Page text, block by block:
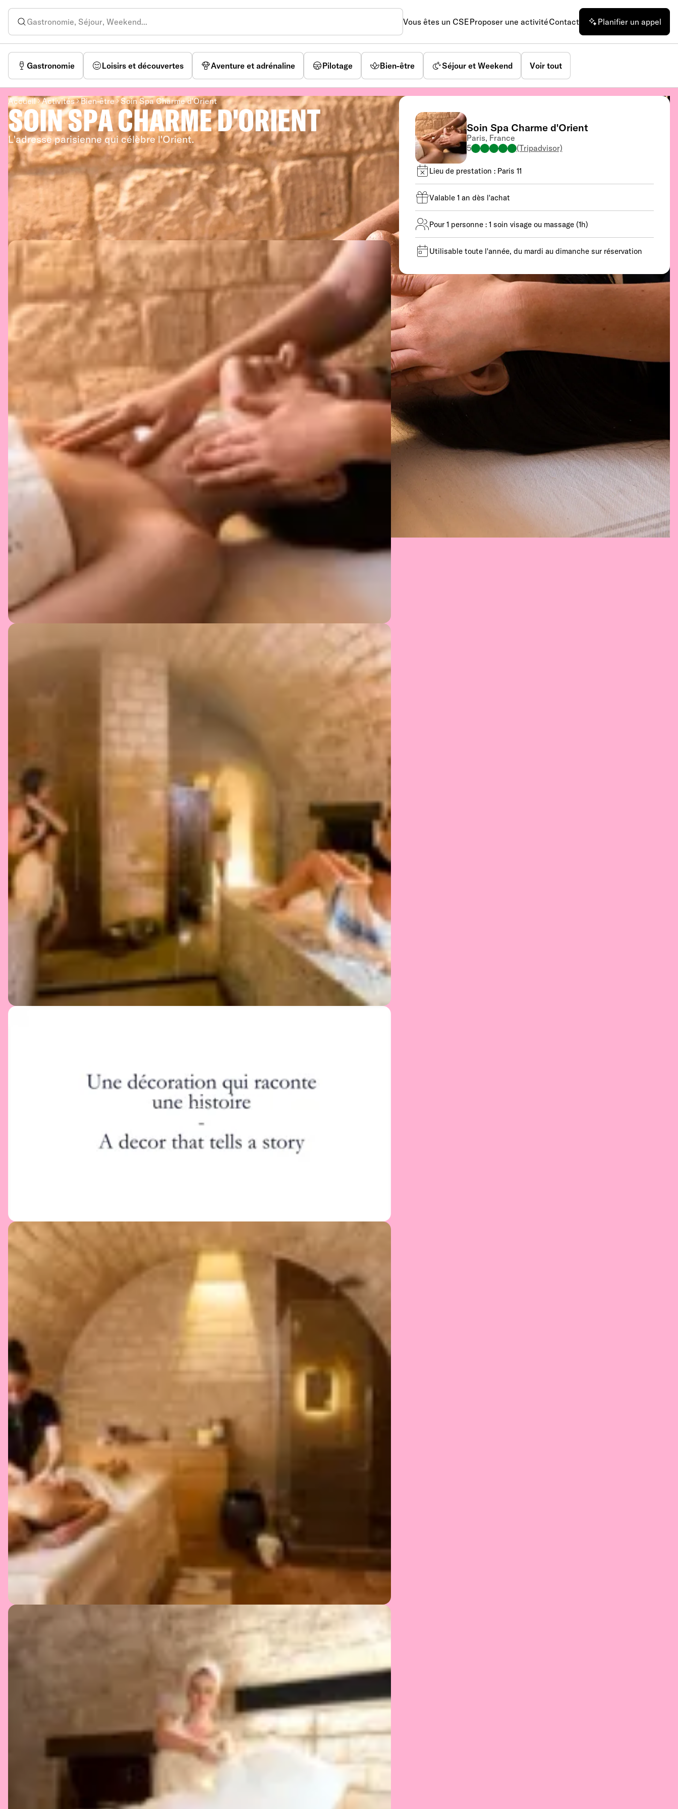
Vous êtes un CSEProposer une activitéContact Planifier un appel
Gastronomie Loisirs et découvertes Aventure et adrénaline Pilotage Bien-être Séjour et Weekend Voir tout
Accueil Activités Bien-être Soin Spa Charme d'Orient
SOIN SPA CHARME D'ORIENT
L'adresse parisienne qui célèbre l'Orient.
Soin Spa Charme d'Orient
Paris, France
5
(Tripadvisor)
Lieu de prestation : Paris 11
Valable 1 an dès l'achat
Pour 1 personne : 1 soin visage ou massage (1h)
Utilisable toute l'année, du mardi au dimanche sur réservation